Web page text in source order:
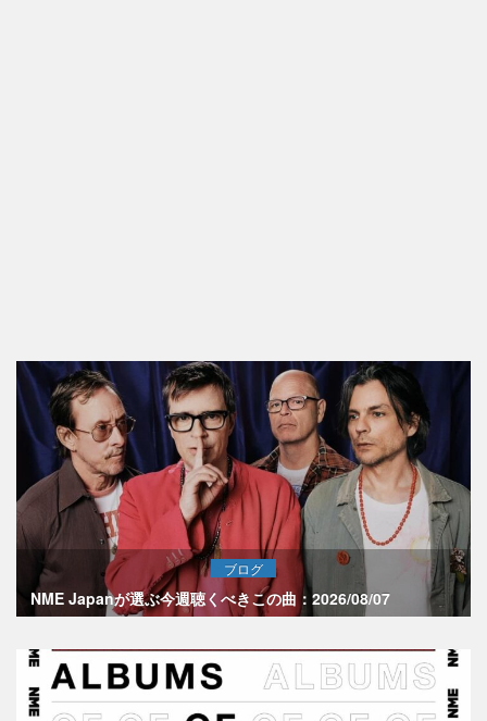
ブログ
NME Japanが選ぶ今週聴くべきこの曲：2026/08/07